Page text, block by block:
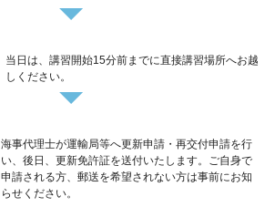
当日は、講習開始15分前までに直接講習場所へお越
しください。
海事代理士が運輸局等へ更新申請・再交付申請を行
い、後日、更新免許証を送付いたします。ご自身で
申請される方、郵送を希望されない方は事前にお知
らせください。